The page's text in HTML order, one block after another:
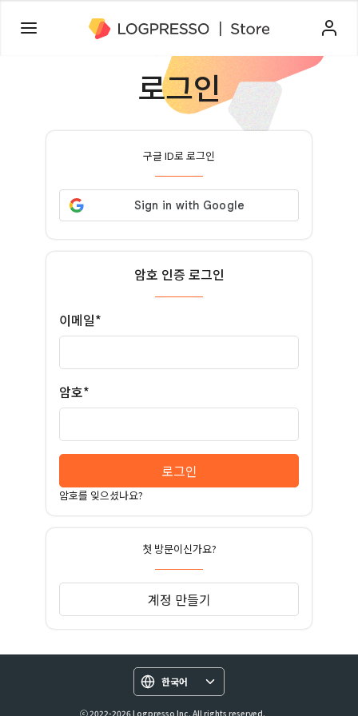
로그인
구글 ID로 로그인
암호 인증 로그인
이메일*
암호*
로그인
암호를 잊으셨나요?
첫 방문이신가요?
계정 만들기
한국어
ⓒ 2022-2026 Logpresso Inc. All rights reserved.